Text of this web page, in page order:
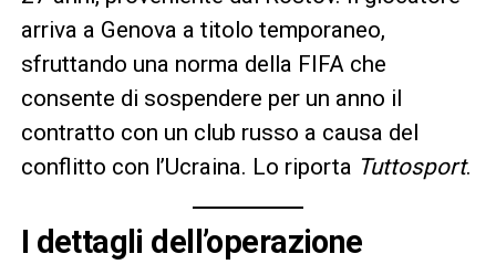
arriva a Genova a titolo temporaneo,
sfruttando una norma della FIFA che
consente di sospendere per un anno il
contratto con un club russo a causa del
conflitto con l’Ucraina. Lo riporta Tuttosport.
I dettagli dell’operazione